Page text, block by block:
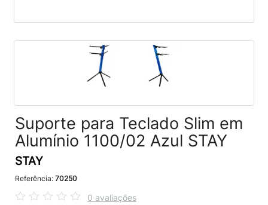
Suporte para Teclado Slim em
Alumínio 1100/02 Azul STAY
STAY
Referência: 70250
0 avaliações